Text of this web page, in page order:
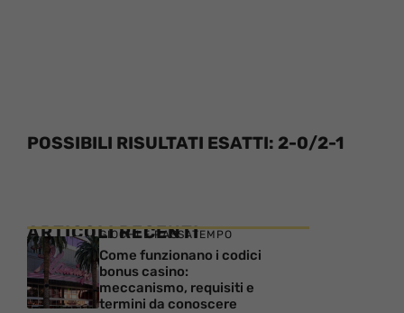
POSSIBILI RISULTATI ESATTI: 2-0/2-1
ARTICOLI RECENTI
GIOCHI E PASSATEMPO
Come funzionano i codici
bonus casino:
meccanismo, requisiti e
termini da conoscere